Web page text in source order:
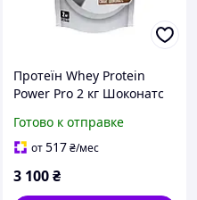
Протеїн Whey Protein
Power Pro 2 кг Шоконатс
Готово к отправке
от517₴/мес
3 100₴